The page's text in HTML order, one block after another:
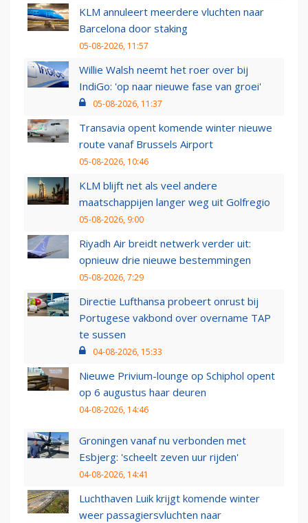
KLM annuleert meerdere vluchten naar
Barcelona door staking
05-08-2026, 11:57
Willie Walsh neemt het roer over bij
IndiGo: 'op naar nieuwe fase van groei'
05-08-2026, 11:37
Transavia opent komende winter nieuwe
route vanaf Brussels Airport
05-08-2026, 10:46
KLM blijft net als veel andere
maatschappijen langer weg uit Golfregio
05-08-2026, 9:00
Riyadh Air breidt netwerk verder uit:
opnieuw drie nieuwe bestemmingen
05-08-2026, 7:29
Directie Lufthansa probeert onrust bij
Portugese vakbond over overname TAP
te sussen
04-08-2026, 15:33
Nieuwe Privium-lounge op Schiphol opent
op 6 augustus haar deuren
04-08-2026, 14:46
Groningen vanaf nu verbonden met
Esbjerg: 'scheelt zeven uur rijden'
04-08-2026, 14:41
Luchthaven Luik krijgt komende winter
weer passagiersvluchten naar